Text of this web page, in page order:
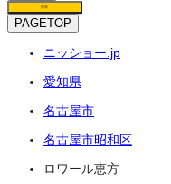
保存
PAGETOP
ニッショー.jp
愛知県
名古屋市
名古屋市昭和区
ロワール恵方